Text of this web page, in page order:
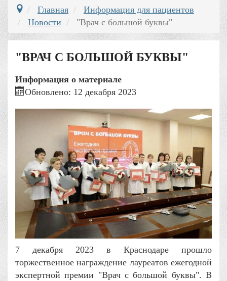
Главная
Информация для пациентов
Новости
"Врач с большой буквы"
"ВРАЧ С БОЛЬШОЙ БУКВЫ"
Информация о материале
Обновлено: 12 декабря 2023
7 декабря 2023 в Краснодаре прошло
торжественное награждение лауреатов ежегодной
экспертной премии "Врач с большой буквы". В